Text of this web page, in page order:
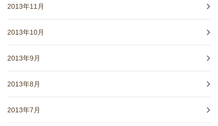
2013年11月
2013年10月
2013年9月
2013年8月
2013年7月